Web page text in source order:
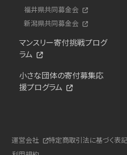
福井県共同募金会
新潟県共同募金会
マンスリー寄付挑戦プログ
ラム
小さな団体の寄付募集応
援プログラム
運営会社 特定商取引法に基づく表